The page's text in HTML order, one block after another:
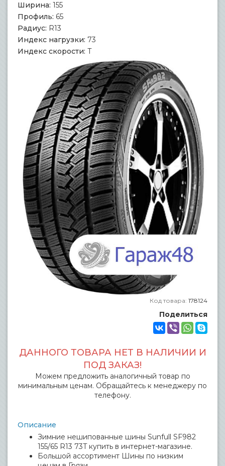
Ширина: 155
Профиль: 65
Радиус: R13
Индекс нагрузки: 73
Индекс скорости: T
Код товара: 178124
Поделиться
ДАННОГО ТОВАРА НЕТ В НАЛИЧИИ И
ПОД ЗАКАЗ!
Можем предложить аналогичный товар по
минимальным ценам. Обращайтесь к менеджеру по
телефону.
Описание
Зимние нешипованные шины Sunfull SF982
155/65 R13 73T купить в интернет-магазине.
Большой ассортимент Шины по низким